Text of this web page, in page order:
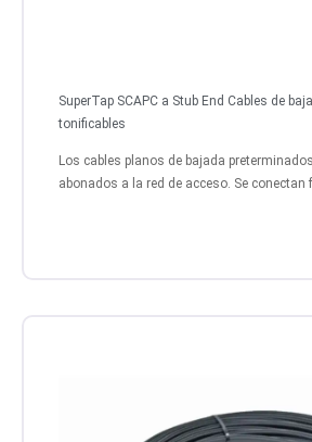
SuperTap SCAPC a Stub End Cables de
tonificables
Los cables planos de bajada
abonados a la red de acceso. Se conectan